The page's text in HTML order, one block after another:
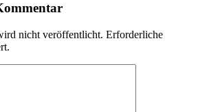
nicht veröffentlicht. Erforderliche